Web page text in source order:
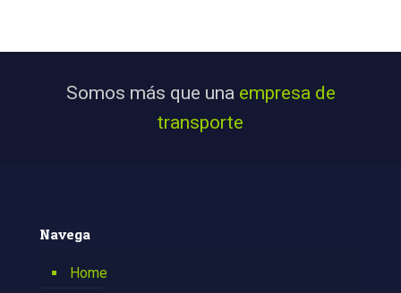
Somos más que una empresa de
transporte
Navega
Home